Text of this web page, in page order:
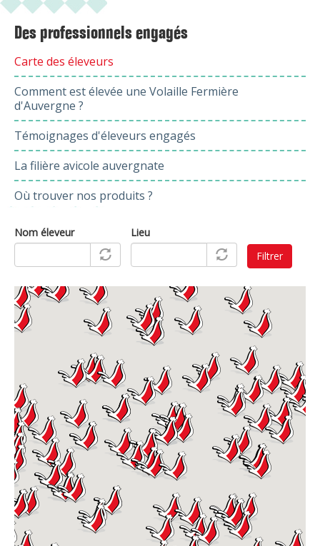
Des professionnels engagés
Carte des éleveurs
Comment est élevée une Volaille Fermière
d'Auvergne ?
Témoignages d'éleveurs engagés
La filière avicole auvergnate
Où trouver nos produits ?
Nom éleveur
Lieu
Filtrer